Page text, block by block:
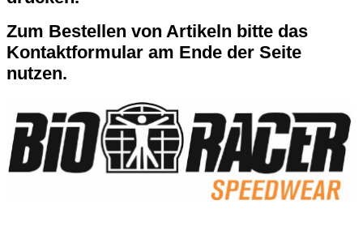
Zum Bestellen von Artikeln bitte das
Kontaktformular am Ende der Seite
nutzen.